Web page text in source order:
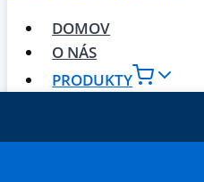
DOMOV
O NÁS
PRODUKTY